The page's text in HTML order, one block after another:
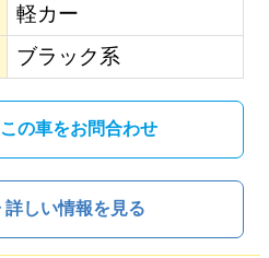
軽カー
ブラック系
この車をお問合わせ
詳しい情報を見る